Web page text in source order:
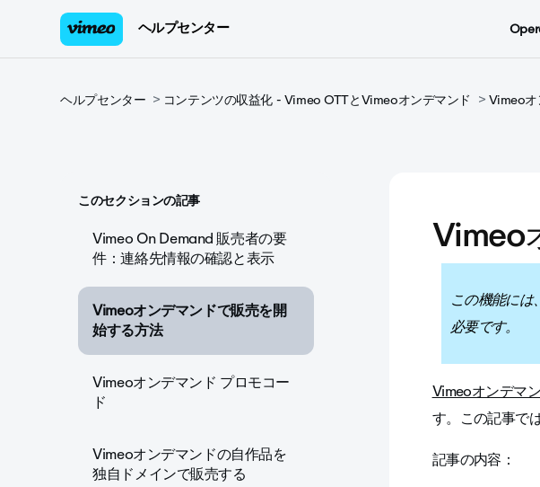
ヘルプセンター
ヘルプセンター コンテンツの収益化 - Vimeo OTTとVimeoオンデマンド Vimeoオ
このセクションの記事
Vimeo On Demand 販売者の要
件：連絡先情報の確認と表示
Vimeoオンデマンドで販売を開
始する方法
Vimeoオンデマンド プロモコー
ド
Vimeoオンデマンドの自作品を
独自ドメインで販売する
Vimeo
この機能に
必要です。
Vimeoオンデマ
す。この記事で
記事の内容：